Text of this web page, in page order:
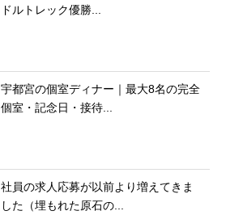
ドルトレック優勝...
宇都宮の個室ディナー｜最大8名の完全
個室・記念日・接待...
社員の求人応募が以前より増えてきま
した（埋もれた原石の...